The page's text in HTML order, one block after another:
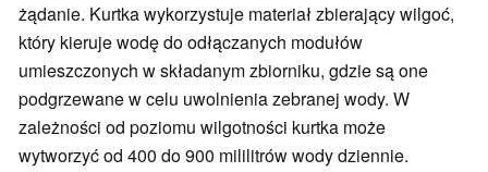
żądanie. Kurtka wykorzystuje materiał zbierający wilgoć,
który kieruje wodę do odłączanych modułów
umieszczonych w składanym zbiorniku, gdzie są one
podgrzewane w celu uwolnienia zebranej wody. W
zależności od poziomu wilgotności kurtka może
wytworzyć od 400 do 900 mililitrów wody dziennie.